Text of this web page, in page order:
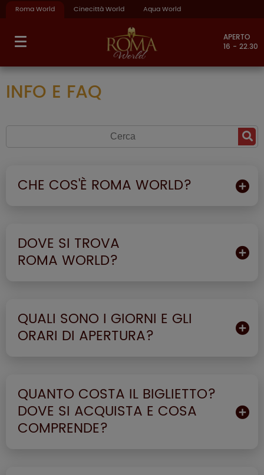
Roma World Cinecittà World Aqua World
APERTO
16 - 22.30
INFO E FAQ
CHE COS'È ROMA WORLD?
DOVE SI TROVA
ROMA WORLD?
QUALI SONO I GIORNI E GLI
ORARI DI APERTURA?
QUANTO COSTA IL BIGLIETTO?
DOVE SI ACQUISTA E COSA
COMPRENDE?